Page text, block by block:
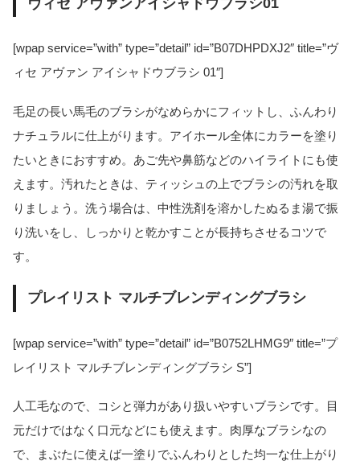
[wpap service=”with” type=”detail” id=”B07DHPDXJ2″ title=”ヴ
ィセ アヴァン アイシャドウブラシ 01″]
毛足の長い馬毛のブラシがなめらかにフィットし、ふんわり
ナチュラルに仕上がります。アイホール全体にカラーを塗り
たいときにおすすめ。あご先や鼻筋などのハイライトにも使
えます。汚れたときは、ティッシュの上でブラシの汚れを取
りましょう。洗う場合は、中性洗剤を溶かしたぬるま湯で振
り洗いをし、しっかりと乾かすことが長持ちさせるコツで
す。
プレイリスト マルチブレンディングブラシ
[wpap service=”with” type=”detail” id=”B0752LHMG9″ title=”プ
レイリスト マルチブレンディングブラシ S”]
人工毛なので、コシと弾力があり扱いやすいブラシです。目
元だけではなく口元などにも使えます。肉厚なブラシなの
で、まぶたに使えば一塗りでふんわりとした均一な仕上がり